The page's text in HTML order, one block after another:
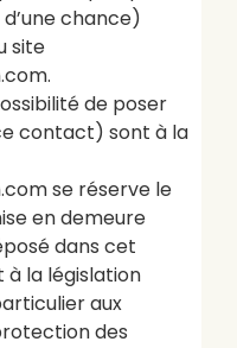
chance)
site
de poser
contact) sont à la
se réserve le
en demeure
dans cet
la législation
aux
des